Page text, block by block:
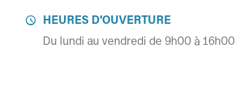

HEURES D'OUVERTURE
Du lundi au vendredi de 9h00 à 16h00